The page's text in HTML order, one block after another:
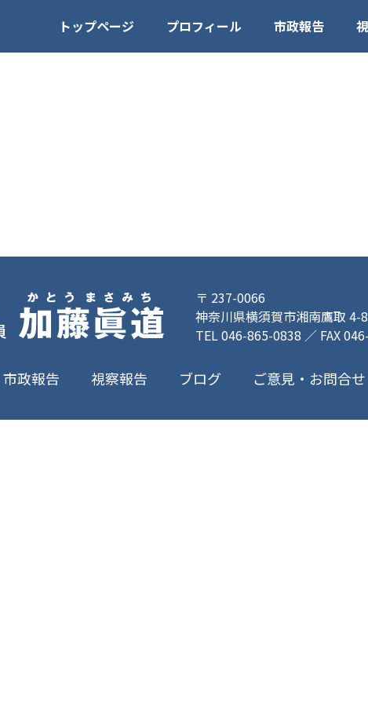
トップページ プロフィール 市政報告
〒 237-0066
神奈川県横須賀市湘南鷹取 4-
TEL 046-865-0838 ／ FAX
市政報告 視察報告 ブログ ご意見・お問合せ